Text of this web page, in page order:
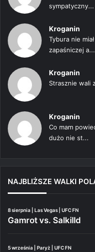
sympatyczny...
Kroganin
Tybura nie
zapaśniczej a...
Kroganin
Strasznie wali
Kroganin
Co mam
dużo nie st...
NAJBLIŻSZE WALKI
8 sierpnia | Las Vegas | UFC FN
Gamrot vs. Salkilld
5 września | Paryż | UFC FN